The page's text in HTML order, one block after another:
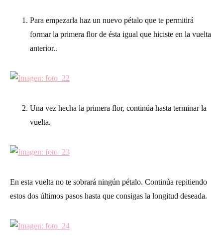
Para empezarla haz un nuevo pétalo que te permitirá
formar la primera flor de ésta igual que hiciste en la vuelta
anterior..
Una vez hecha la primera flor, continúa hasta terminar la
vuelta.
En esta vuelta no te sobrará ningún pétalo. Continúa repitiendo
estos dos últimos pasos hasta que consigas la longitud deseada.